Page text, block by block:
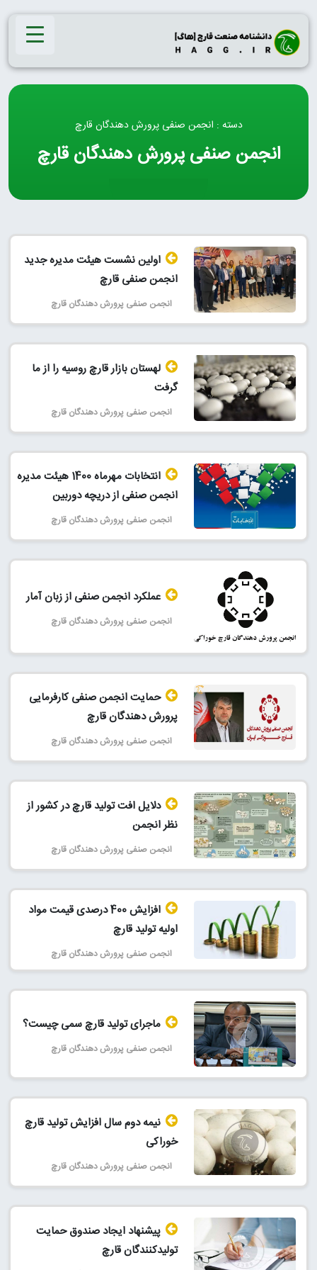
Skip
content
دسته : انجمن صنفی پرورش دهندگان قارچ
انجمن صنفی پرورش دهندگان قارچ
اولین نشست هیئت مدیره جدید
انجمن صنفی قارچ
انجمن صنفی پرورش دهندگان قارچ
لهستان بازار قارچ روسیه را از ما
گرفت
انجمن صنفی پرورش دهندگان قارچ
انتخابات مهرماه 1400 هیئت مدیره
انجمن صنفی از دریچه دوربین
انجمن صنفی پرورش دهندگان قارچ
عملکرد انجمن صنفی از زبان آمار
انجمن صنفی پرورش دهندگان قارچ
حمایت انجمن صنفی کارفرمایی
پرورش دهندگان قارچ
انجمن صنفی پرورش دهندگان قارچ
دلایل افت تولید قارچ در کشور از
نظر انجمن
انجمن صنفی پرورش دهندگان قارچ
افزایش 400 درصدی قیمت مواد
اولیه تولید قارچ
انجمن صنفی پرورش دهندگان قارچ
ماجرای تولید قارچ سمی چیست؟
انجمن صنفی پرورش دهندگان قارچ
نیمه دوم سال افزایش تولید قارچ
خوراکی
انجمن صنفی پرورش دهندگان قارچ
پیشنهاد ایجاد صندوق حمایت
تولیدکنندگان قارچ